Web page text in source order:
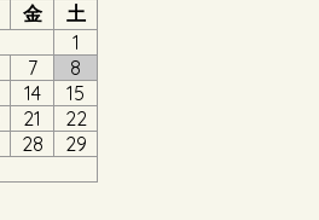
金
土
1
7
8
14
15
21
22
28
29